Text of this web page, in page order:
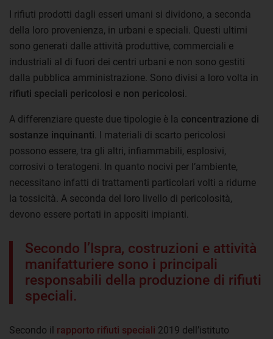
I rifiuti prodotti dagli esseri umani si dividono, a seconda
della loro provenienza, in urbani e speciali. Questi ultimi
sono generati dalle attività produttive, commerciali e
industriali al di fuori dei centri urbani e non sono gestiti
dalla pubblica amministrazione. Sono divisi a loro volta in
rifiuti speciali pericolosi e non pericolosi
A differenziare queste due tipologie è la concentrazione di
sostanze inquinanti . I materiali di scarto pericolosi
possono essere, tra gli altri, infiammabili, esplosivi,
corrosivi o teratogeni. In quanto nocivi per l’ambiente,
necessitano infatti di trattamenti particolari volti a ridurne
la tossicità. A seconda del loro livello di pericolosità,
devono essere portati in appositi impianti.
Secondo l’Ispra, costruzioni e attività
manifatturiere sono i principali
responsabili della produzione di rifiuti
speciali.
Secondo il rapporto rifiuti speciali 2019 dell’istituto